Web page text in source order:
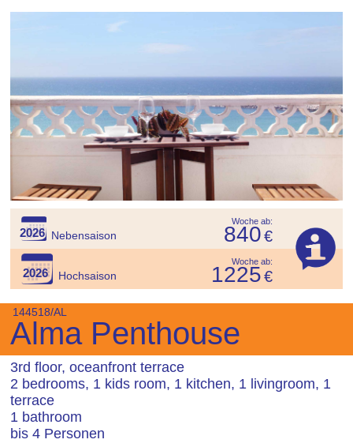
2026 Nebensaison
2026 Hochsaison
Woche ab:
840€
Woche ab:
1225€
144518/AL
Alma Penthouse
3rd floor, oceanfront terrace
2 bedrooms, 1 kids room, 1 kitchen, 1 livingroom, 1
terrace
1 bathroom
bis 4 Personen